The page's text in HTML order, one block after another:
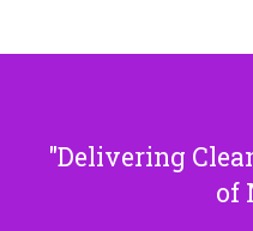
Delivering
of